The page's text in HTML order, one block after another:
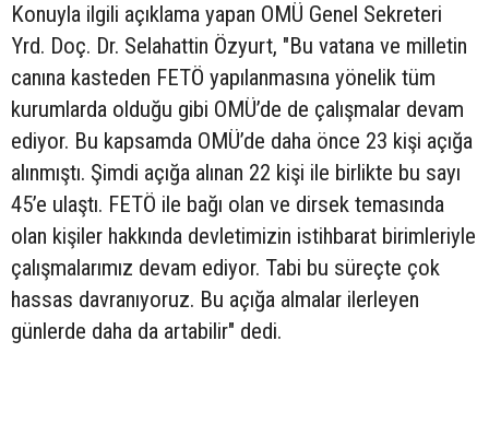
Konuyla ilgili açıklama yapan OMÜ Genel Sekreteri
Yrd. Doç. Dr. Selahattin Özyurt, "Bu vatana ve milletin
canına kasteden FETÖ yapılanmasına yönelik tüm
kurumlarda olduğu gibi OMÜ’de de çalışmalar devam
ediyor. Bu kapsamda OMÜ’de daha önce 23 kişi açığa
alınmıştı. Şimdi açığa alınan 22 kişi ile birlikte bu sayı
45’e ulaştı. FETÖ ile bağı olan ve dirsek temasında
olan kişiler hakkında devletimizin istihbarat birimleriyle
çalışmalarımız devam ediyor. Tabi bu süreçte çok
hassas davranıyoruz. Bu açığa almalar ilerleyen
günlerde daha da artabilir" dedi.